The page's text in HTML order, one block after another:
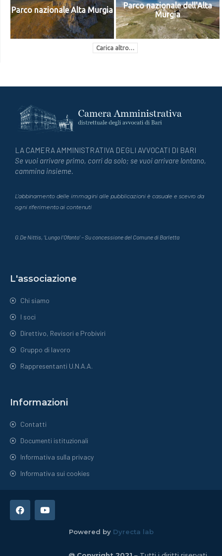
Parco nazionale Alta Murgia
Parco nazionale dell'Alta
Murgia
Carica altro…
LA CAMERA AMMINISTRATIVA DEGLI AVVOCATI DI BARI
Se vuoi arrivare primo, corri da solo; se vuoi arrivare lontano,
cammina insieme.
L’abbinamento delle immagini alle pubblicazioni è casuale e scevro da
ogni riferimento ai contenuti
G.De Nittis, ‘Lungo l’Ofanto’ – Su concessione del Comune di Barletta
L'associazione
Chi siamo
I soci
Direttivo, Revisori e Probiviri
Gruppo di lavoro
Rappresentanti U.N.A.A.
Informazioni
Contatti
Documenti istituzionali
Informativa sulla privacy
Informativa sui cookies
Powered by Dyrecta lab